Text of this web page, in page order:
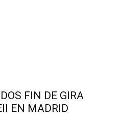
FIN DE GIRA
EN MADRID